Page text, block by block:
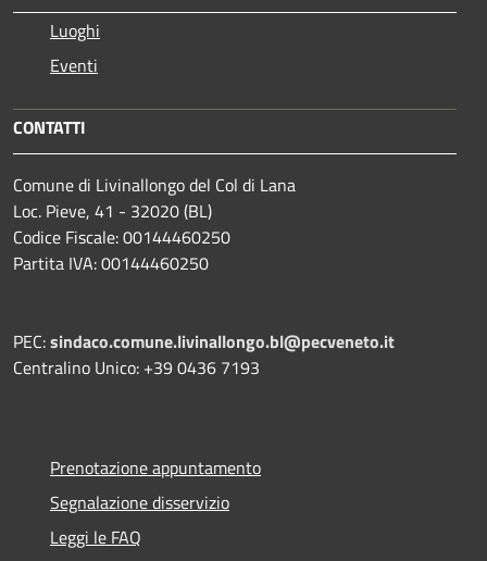
Luoghi
Eventi
CONTATTI
Comune di Livinallongo del Col di Lana
Loc. Pieve, 41 - 32020 (BL)
Codice Fiscale: 00144460250
Partita IVA: 00144460250
PEC:sindaco.comune.livinallongo.bl@pecveneto.it
Centralino Unico: +39 0436 7193
Prenotazione appuntamento
Segnalazione disservizio
Leggi le FAQ